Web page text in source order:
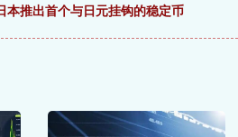
本推出首个与日元挂钩的稳定币